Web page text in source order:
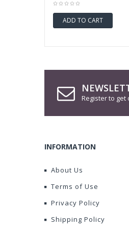
ADD TO CART
Register to
INFORMATION
About Us
Terms of Use
Privacy Policy
Shipping Policy